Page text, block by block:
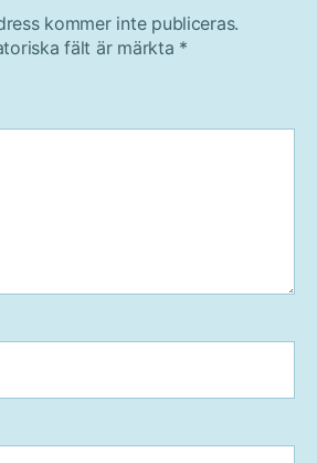
kommer inte publiceras.
fält är märkta *